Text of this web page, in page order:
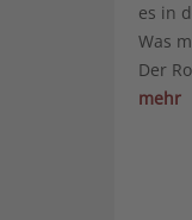
es in
Was
Der
mehr